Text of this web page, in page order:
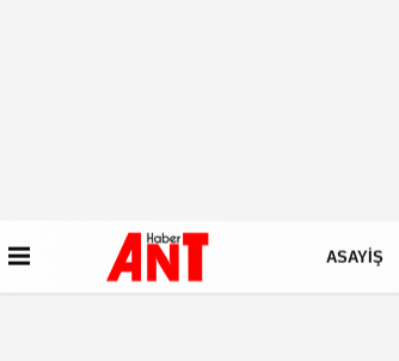
ASAYIŞ